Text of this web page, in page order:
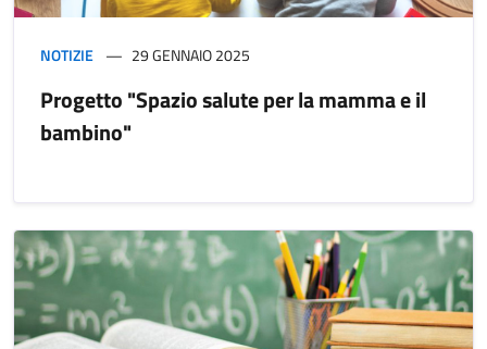
NOTIZIE 29 GENNAIO 2025
Progetto "Spazio salute per la mamma e il
bambino"